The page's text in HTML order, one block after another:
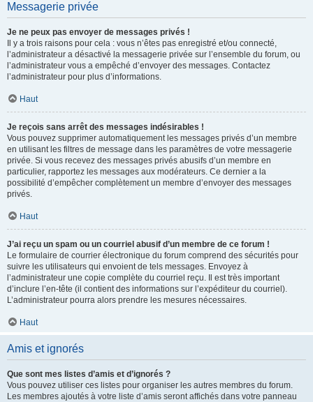
Messagerie privée
Je ne peux pas envoyer de messages privés !
Il y a trois raisons pour cela : vous n’êtes pas enregistré et/ou connecté,
l’administrateur a désactivé la messagerie privée sur l’ensemble du forum, ou
l’administrateur vous a empêché d’envoyer des messages. Contactez
l’administrateur pour plus d’informations.
Haut
Je reçois sans arrêt des messages indésirables !
Vous pouvez supprimer automatiquement les messages privés d’un membre
en utilisant les filtres de message dans les paramètres de votre messagerie
privée. Si vous recevez des messages privés abusifs d’un membre en
particulier, rapportez les messages aux modérateurs. Ce dernier a la
possibilité d’empêcher complètement un membre d’envoyer des messages
privés.
Haut
J’ai reçu un spam ou un courriel abusif d’un membre de ce forum !
Le formulaire de courrier électronique du forum comprend des sécurités pour
suivre les utilisateurs qui envoient de tels messages. Envoyez à
l’administrateur une copie complète du courriel reçu. Il est très important
d’inclure l’en-tête (il contient des informations sur l’expéditeur du courriel).
L’administrateur pourra alors prendre les mesures nécessaires.
Haut
Amis et ignorés
Que sont mes listes d’amis et d’ignorés ?
Vous pouvez utiliser ces listes pour organiser les autres membres du forum.
Les membres ajoutés à votre liste d’amis seront affichés dans votre panneau